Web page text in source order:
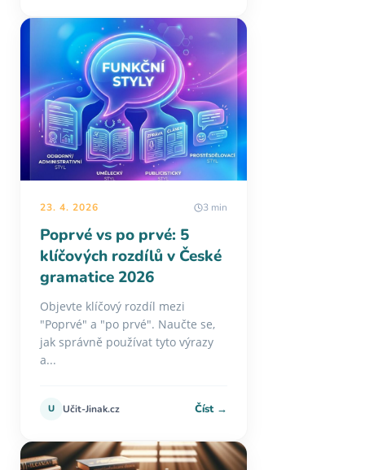
23. 4. 2026 3 min
Poprvé vs po prvé: 5
klíčových rozdílů v České
gramatice 2026
Objevte klíčový rozdíl mezi
"Poprvé" a "po prvé". Naučte se,
jak správně používat tyto výrazy
a...
U Učit-Jinak.cz Číst →